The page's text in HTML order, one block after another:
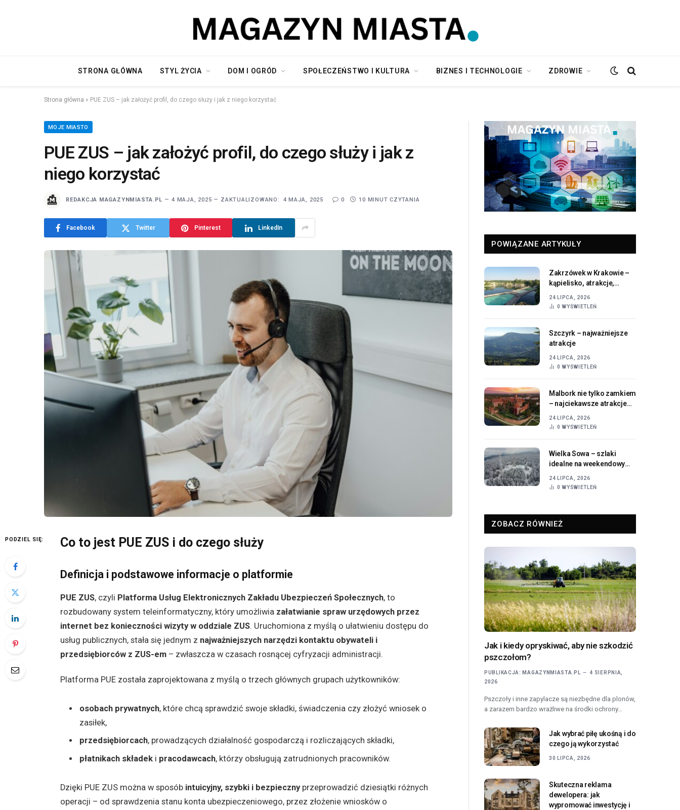
STRONA GŁÓWNA STYL ŻYCIA DOM I OGRÓD SPOŁECZEŃSTWO I KULTURA BIZNES I TECHNOLOGIE ZDROWIE
Strona główna » PUE ZUS – jak założyć profil, do czego służy i jak z niego korzystać
MOJE MIASTO
PUE ZUS – jak założyć profil, do czego służy i jak z
niego korzystać
REDAKCJA MAGAZYNMIASTA.PL 4 MAJA, 2025 ZAKTUALIZOWANO: 4 MAJA, 2025 0 10 MINUT CZYTANIA
Facebook Twitter Pinterest LinkedIn
PODZIEL SIĘ: Co to jest PUE ZUS i do czego służy
Definicja i podstawowe informacje o platformie
PUE ZUS, czyli Platforma Usług Elektronicznych Zakładu Ubezpieczeń Społecznych, to
rozbudowany system teleinformatyczny, który umożliwia załatwianie spraw urzędowych przez
internet bez konieczności wizyty w oddziale ZUS. Uruchomiona z myślą o ułatwieniu dostępu do
usług publicznych, stała się jednym z najważniejszych narzędzi kontaktu obywateli i
przedsiębiorców z ZUS-em– zwłaszcza w czasach rosnącej cyfryzacji administracji.
Platforma PUE została zaprojektowana z myślą o trzech głównych grupach użytkowników:
osobach prywatnych, które chcą sprawdzić swoje składki, świadczenia czy złożyć wniosek o
zasiłek,
przedsiębiorcach, prowadzących działalność gospodarczą i rozliczających składki,
płatnikach składeki pracodawcach, którzy obsługują zatrudnionych pracowników.
Dzięki PUE ZUS można w sposób intuicyjny, szybki i bezpiecznyprzeprowadzić dziesiątki różnych
operacji – od sprawdzenia stanu konta ubezpieczeniowego, przez złożenie wniosków o
POWIĄZANE ARTYKUŁY
Zakrzówek w Krakowie –
kąpielisko, atrakcje,
praktyczne
24 LIPCA, 2026
0WYŚWIETLEŃ
Szczyrk – najważniejsze
atrakcje
24 LIPCA, 2026
0WYŚWIETLEŃ
Malbork nie tylko zamkiem
– najciekawsze atrakcje
24 LIPCA, 2026
0WYŚWIETLEŃ
Wielka Sowa – szlaki
idealne na weekendowy
24 LIPCA, 2026
0WYŚWIETLEŃ
ZOBACZ RÓWNIEŻ
Jak i kiedy opryskiwać, aby nie szkodzić
pszczołom?
PUBLIKACJA: MAGAZYNMIASTA.PL
4 SIERPNIA,
2026
Pszczoły i inne zapylacze są niezbędne dla plonów,
a zarazem bardzo wrażliwe na środki ochrony…
Jak wybrać piłę ukośną i do
czego ją wykorzystać
30 LIPCA, 2026
Skuteczna reklama
dewelopera: jak
wypromować inwestycję i